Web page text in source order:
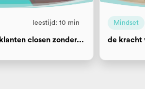
leestijd: 10 min
closen zonder...
Mindset
de kracht